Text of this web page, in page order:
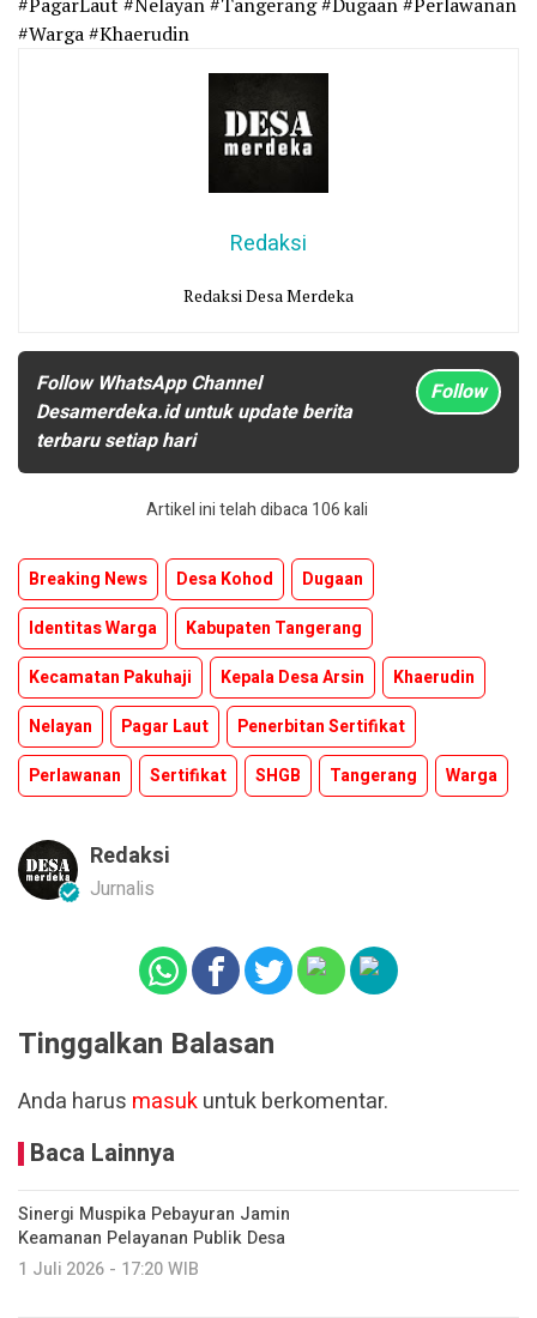
#Warga #Khaerudin
Redaksi
Redaksi Desa Merdeka
Follow WhatsApp Channel
Desamerdeka.id untuk update berita
terbaru setiap hari
Follow
Artikel ini telah dibaca 106 kali
Breaking News Desa Kohod
Dugaan
Identitas Warga
Kabupaten Tangerang
Kecamatan Pakuhaji
Kepala Desa Arsin
Khaerudin
Nelayan
Pagar Laut
Penerbitan Sertifikat
Perlawanan
Sertifikat SHGB Tangerang Warga
Redaksi
Jurnalis
Tinggalkan Balasan
Anda harus masukuntuk berkomentar.
Baca Lainnya
Sinergi Muspika Pebayuran Jamin
Keamanan Pelayanan Publik Desa
1 Juli 2026 - 17:20 WIB